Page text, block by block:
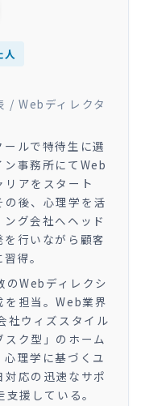
人
/ Webディレクタ
ルで特待生に選
事務所にてWeb
アをスタート
の後、心理学を活
グ会社へヘッド
行いながら顧客
得。
のWebディレクシ
を担当。Web業界
社ウィズスタイル
ク型」のホーム
理学に基づくユ
応の迅速なサポ
援している。